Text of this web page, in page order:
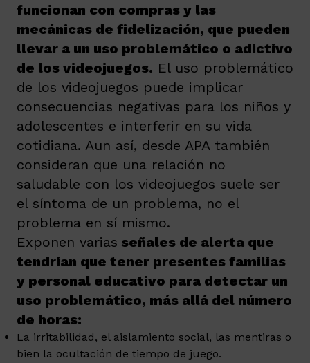
funcionan con compras y las
mecánicas de fidelización, que pueden
llevar a un uso problemático o adictivo
de los videojuegos. El uso problemático
de los videojuegos puede implicar
consecuencias negativas para los niños y
adolescentes e interferir en su vida
cotidiana. Aun así, desde APA también
consideran que una relación no
saludable con los videojuegos suele ser
el síntoma de un problema, no el
problema en sí mismo.
Exponen varias señales de alerta que
tendrían que tener presentes familias
y personal educativo para detectar un
uso problemático, más allá del número
de horas:
La irritabilidad, el aislamiento social, las mentiras o
bien la ocultación de tiempo de juego.